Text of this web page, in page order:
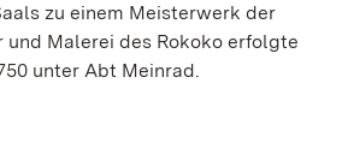
zu einem Meisterwerk der
Malerei des Rokoko erfolgte
unter Abt Meinrad.